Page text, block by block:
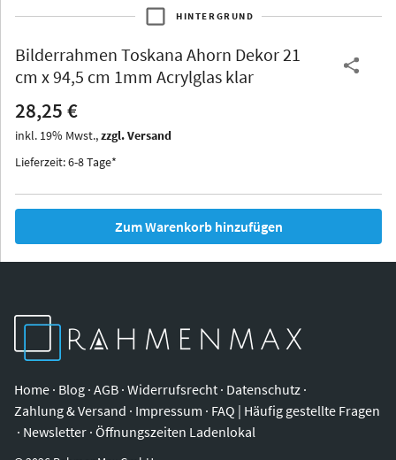
Iowa
HINTERGRUND
Bilderrahmen Toskana Ahorn Dekor 21
cm x 94,5 cm 1mm Acrylglas klar
28,25 €
inkl. 19% Mwst.,zzgl. Versand
Lieferzeit: 6-8 Tage*
Zum Warenkorb hinzufügen
Home · Blog · AGB · Widerrufsrecht · Datenschutz ·
Zahlung & Versand · Impressum · FAQ | Häufig gestellte Fragen
· Newsletter · Öffnungszeiten Ladenlokal